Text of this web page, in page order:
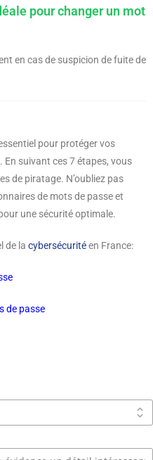
pour changer un mot
en cas de suspicion de fuite de
pour protéger vos
suivant ces 7 étapes, vous
de piratage. N’oubliez pas
de mots de passe et
une sécurité optimale.
de la cybersécuritéen France:
de passe